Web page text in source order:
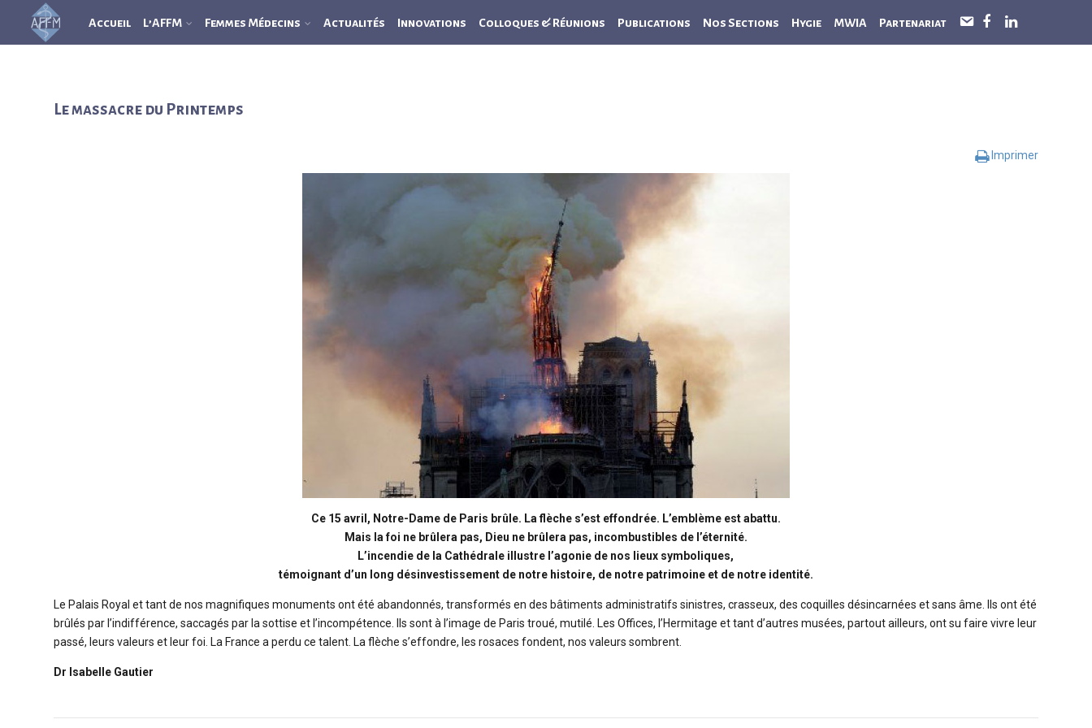
Accueil L’AFFM Femmes Médecins Actualités Innovations Colloques & Réunions Publications Nos Sections Hygie MWIA Partenariat
n
Le massacre du Printemps
Imprimer
Ce 15 avril, Notre-Dame de Paris brûle. La flèche s’est effondrée. L’emblème est abattu.
Mais la foi ne brûlera pas, Dieu ne brûlera pas, incombustibles de l’éternité.
L’incendie de la Cathédrale illustre l’agonie de nos lieux symboliques,
témoignant d’un long désinvestissement de notre histoire, de notre patrimoine et de notre identité.
Le Palais Royal et tant de nos magnifiques monuments ont été abandonnés, transformés en des bâtiments administratifs sinistres, crasseux, des coquilles désincarnées et sans âme. Ils ont été
brûlés par l’indifférence, saccagés par la sottise et l’incompétence. Ils sont à l’image de Paris troué, mutilé. Les Offices, l’Hermitage et tant d’autres musées, partout ailleurs, ont su faire vivre leur
passé, leurs valeurs et leur foi. La France a perdu ce talent. La flèche s’effondre, les rosaces fondent, nos valeurs sombrent.
Dr Isabelle Gautier